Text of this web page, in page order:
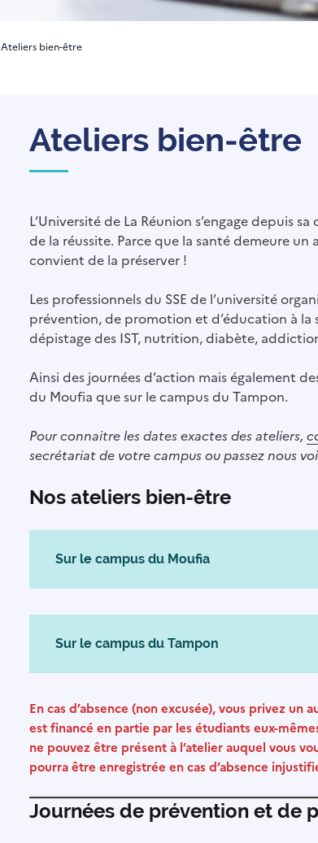
Ateliers bien-être
Ateliers bien-être
L’Université de La Réunion s’engage depuis
de la réussite. Parce que la santé demeure
convient de la préserver !
Les professionnels du SSE de l’université
prévention, de promotion et d’éducation à
dépistage des IST, nutrition, diabète,
Ainsi des journées d’action mais également
du Moufia que sur le campus du Tampon.
Pour connaitre les dates exactes des ateliers,
secrétariat de votre campus ou passez nous
Nos ateliers bien-être
Sur le campus du Moufia
Sur le campus du Tampon
En cas d’absence (non excusée), vous privez
est financé en partie par les étudiants eux-
ne pouvez être présent à l’atelier auquel vous
pourra être enregistrée en cas d’absence
Journées de prévention et de